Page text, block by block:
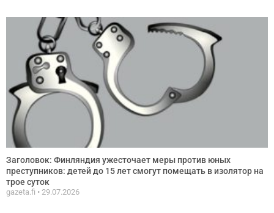
Заголовок: Финляндия ужесточает меры против юных
преступников: детей до 15 лет смогут помещать в изолятор на
трое суток
gazeta.fi 29.07.2026